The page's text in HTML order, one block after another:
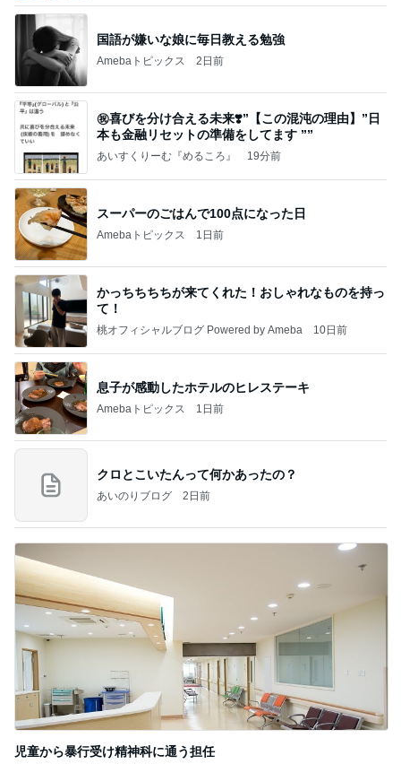
国語が嫌いな娘に毎日教える勉強
Amebaトピックス 2日前
㊗️喜びを分け合える未来❣️”【この混沌の理由】”⽇
本も⾦融リセットの準備をしてます ””
あいすくりーむ『めるころ』 19分前
スーパーのごはんで100点になった日
Amebaトピックス 1日前
かっちちちちが来てくれた！おしゃれなものを持っ
て！
桃オフィシャルブログ Powered by Ameba 10日前
息子が感動したホテルのヒレステーキ
Amebaトピックス 1日前
クロとこいたんって何かあったの？
あいのりブログ 2日前
児童から暴行受け精神科に通う担任